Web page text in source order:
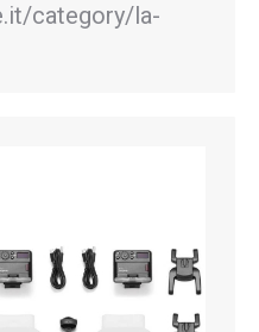
category/la-